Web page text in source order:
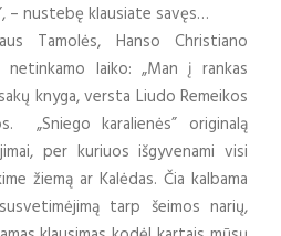
– nustebę klausiate savęs…
Tamolės, Hanso Christiano
laiko: „Man į rankas
knyga, versta Liudo Remeikos
„Sniego karalienės” originalą
per kuriuos išgyvenami visi
žiemą ar Kalėdas. Čia kalbama
tarp šeimos narių,